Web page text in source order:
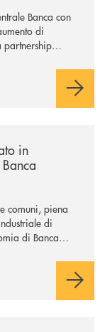
Banca con
di
l’offerta e
in
comuni, piena
di
di Banca
dell’operazione.